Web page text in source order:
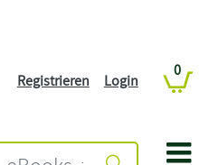
Registrieren Login
0